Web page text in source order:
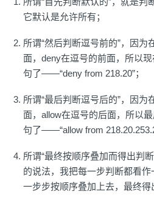
它默认是允许所有；
所谓“然后判断逗号前的”，因为
面，deny在逗号的前面，所以
句了——“deny from 218.20”；
所谓“最后判断逗号后的”，因为
面，allow在逗号的后面，所以
句了——“allow from
所谓“最终按顺序叠加而得出判
的说法，我把每一步判断都看作
一步步按顺序叠加上去，最终得